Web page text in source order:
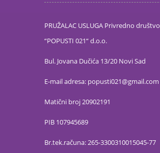
PRUŽALAC USLUGA Privredno društvo
“POPUSTI 021“ d.o.o.
Bul. Jovana Dučića 13/20 Novi Sad
E-mail adresa: popusti021@gmail.com
Matični broj 20902191
PIB 107945689
Br.tek.računa: 265-3300310015045-77